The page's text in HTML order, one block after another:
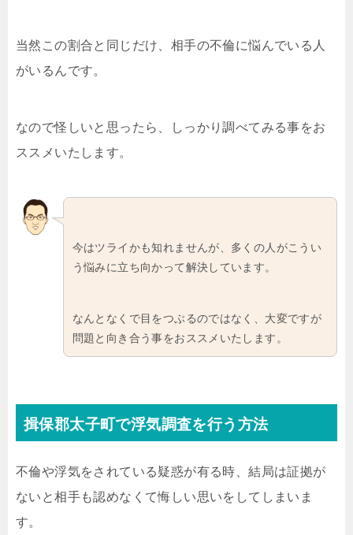
当然この割合と同じだけ、相手の不倫に悩んでいる人
がいるんです。
なので怪しいと思ったら、しっかり調べてみる事をお
ススメいたします。
今はツライかも知れませんが、多くの人がこうい
う悩みに立ち向かって解決しています。
なんとなくで目をつぶるのではなく、大変ですが
問題と向き合う事をおススメいたします。
揖保郡太子町で浮気調査を行う方法
不倫や浮気をされている疑惑が有る時、結局は証拠が
ないと相手も認めなくて悔しい思いをしてしまいま
す。